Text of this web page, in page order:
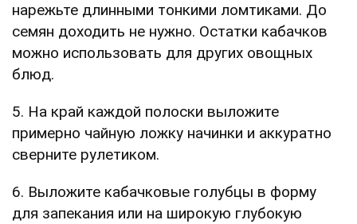
нарежьте длинными тонкими ломтиками. До
семян доходить не нужно. Остатки кабачков
можно использовать для других овощных
блюд.
5. На край каждой полоски выложите
примерно чайную ложку начинки и аккуратно
сверните рулетиком.
6. Выложите кабачковые голубцы в форму
для запекания или на широкую глубокую